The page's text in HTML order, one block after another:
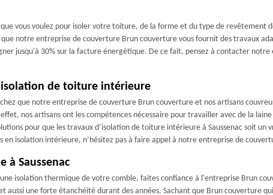
vous voulez pour isoler votre toiture, de la forme et du type de revêtement
notre entreprise de couverture Brun couverture vous fournit des travaux
jusqu'à 30% sur la facture énergétique. De ce fait, pensez à contacter
isolation de toiture intérieure
que notre entreprise de couverture Brun couverture et nos artisans
nos artisans ont les compétences nécessaire pour travailler avec de la
pour que les travaux d’isolation de toiture intérieure à Saussenac soit
isolation intérieure, n’hésitez pas à faire appel à notre entreprise de
à Saussenac
isolation thermique de votre comble, faites confiance à l'entreprise Brun
une forte étanchéité durant des années. Sachant que Brun couverture